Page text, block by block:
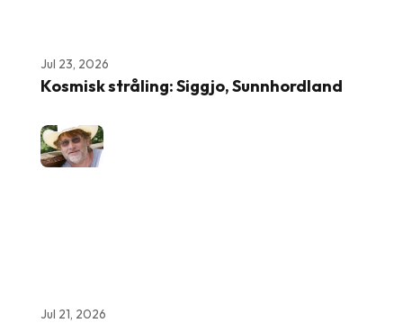
Jul 23, 2026
Kosmisk stråling: Siggjo, Sunnhordland
Jul 21, 2026